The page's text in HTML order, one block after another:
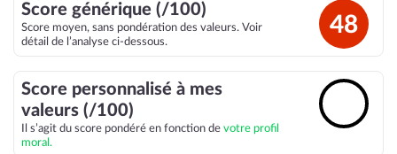
Score générique (/100)
Score moyen, sans pondération des valeurs. Voir
détail de l’analyse ci-dessous.
48
Score personnalisé à mes
valeurs (/100)
Il s’agit du score pondéré en fonction de votre profil
moral.